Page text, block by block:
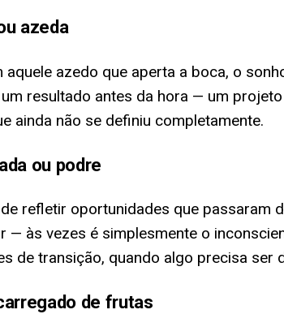
azeda
azedo que aperta a boca, o
resultado antes da hora — um
ainda não se definiu completamente.
ou podre
refletir oportunidades que
— às vezes é simplesmente o
de transição, quando algo precisa ser
de frutas